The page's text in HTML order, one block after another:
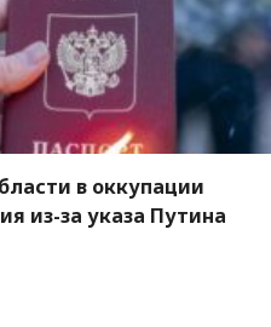
в оккупации
из-за указа Путина